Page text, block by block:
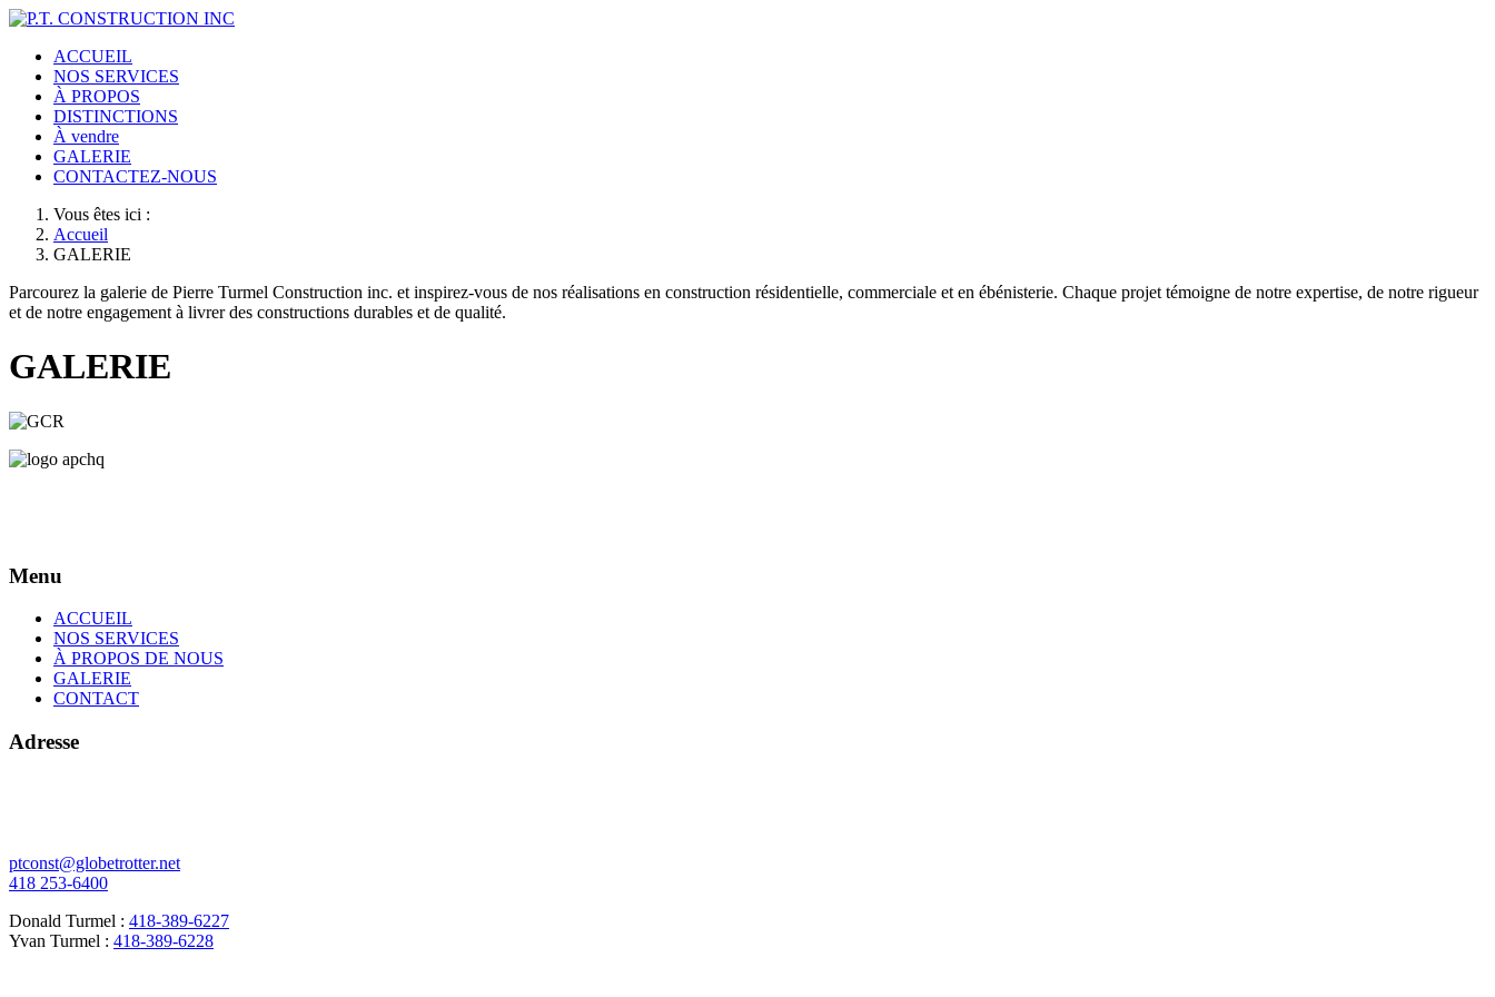
ACCUEIL
NOS SERVICES
À PROPOS
DISTINCTIONS
À vendre
GALERIE
CONTACTEZ-NOUS
Vous êtes ici :
Accueil
GALERIE
Parcourez la galerie de Pierre Turmel Construction inc. et inspirez-vous de nos réalisations en construction résidentielle, commerciale et en ébénisterie. Chaque projet témoigne de notre expertise, de notre rigueur
et de notre engagement à livrer des constructions durables et de qualité.
GALERIE
Menu
ACCUEIL
NOS SERVICES
À PROPOS DE NOUS
GALERIE
CONTACT
Adresse
ptconst@globetrotter.net
418 253-6400
Donald Turmel : 418-389-6227
Yvan Turmel : 418-389-6228